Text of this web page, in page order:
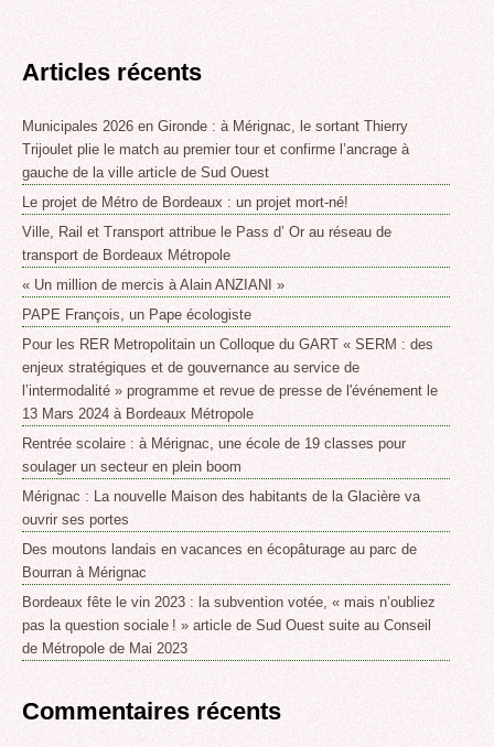
Articles récents
Municipales 2026 en Gironde : à Mérignac, le sortant Thierry
Trijoulet plie le match au premier tour et confirme l’ancrage à
gauche de la ville article de Sud Ouest
Le projet de Métro de Bordeaux : un projet mort-né!
Ville, Rail et Transport attribue le Pass d’ Or au réseau de
transport de Bordeaux Métropole
« Un million de mercis à Alain ANZIANI »
PAPE François, un Pape écologiste
Pour les RER Metropolitain un Colloque du GART « SERM : des
enjeux stratégiques et de gouvernance au service de
l’intermodalité » programme et revue de presse de l'événement le
13 Mars 2024 à Bordeaux Métropole
Rentrée scolaire : à Mérignac, une école de 19 classes pour
soulager un secteur en plein boom
Mérignac : La nouvelle Maison des habitants de la Glacière va
ouvrir ses portes
Des moutons landais en vacances en écopâturage au parc de
Bourran à Mérignac
Bordeaux fête le vin 2023 : la subvention votée, « mais n’oubliez
pas la question sociale ! » article de Sud Ouest suite au Conseil
de Métropole de Mai 2023
Commentaires récents